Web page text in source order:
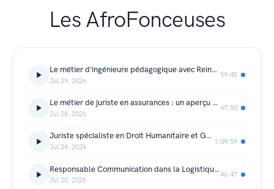
Les AfroFonceuses
Le métier d'ingénieure pédagogique avec Reine DAGBO
Jul 29, 2026
59:45
Le métier de juriste en assurances : un aperçu avec Fanny W.
Jul 28, 2026
47:50
Juriste spécialiste en Droit Humanitaire et Genre : se réorienter vers le droit humanitaire avec Andrée Fayçalline Thes Kouakou
Jul 24, 2026
1:09:59
Responsable Communication dans la Logistique : oser un métier qui ne s'improvise pas avec Marie-Paule Abiale
Jul 20, 2026
46:47